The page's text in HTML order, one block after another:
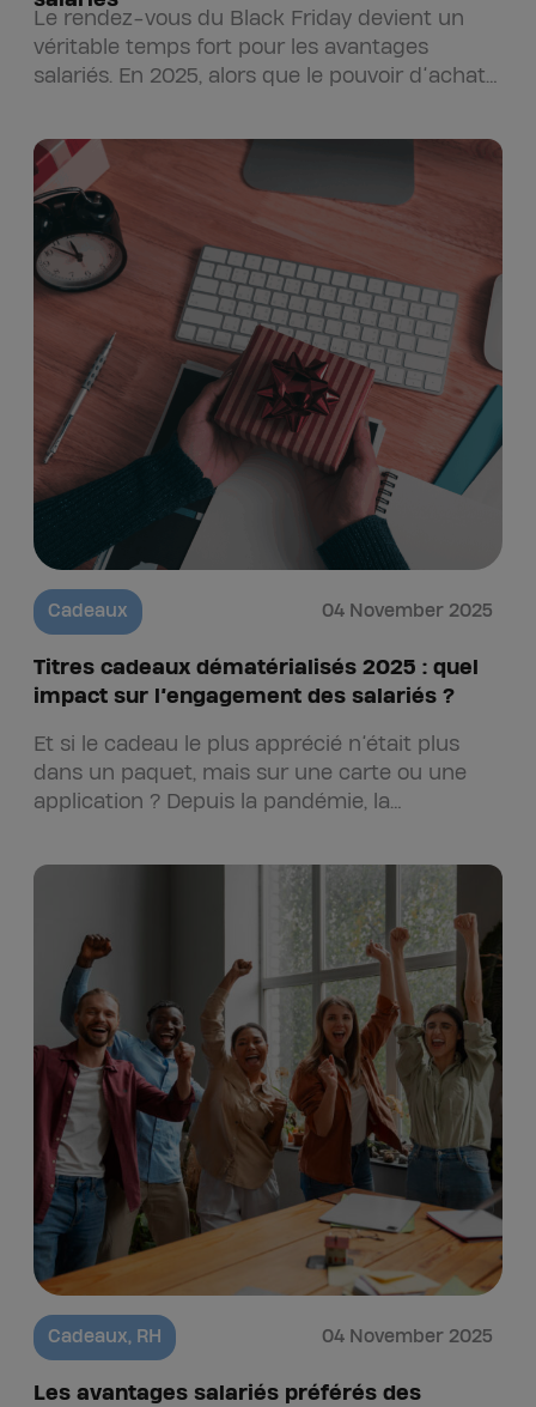
Le rendez-vous du Black Friday devient un
véritable temps fort pour les avantages
salariés. En 2025, alors que le pouvoir d’achat
Cadeaux 04 November 2025
Titres cadeaux dématérialisés 2025 : quel
impact sur l’engagement des salariés ?
Et si le cadeau le plus apprécié n’était plus
dans un paquet, mais sur une carte ou une
application ? Depuis la pandémie, la
Cadeaux, RH 04 November 2025
Les avantages salariés préférés des